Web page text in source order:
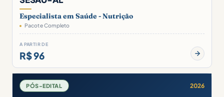
Especialista em Saúde - Nutrição
Pacote Completo
A PARTIR DE
R$ 96
PÓS-EDITAL 2026